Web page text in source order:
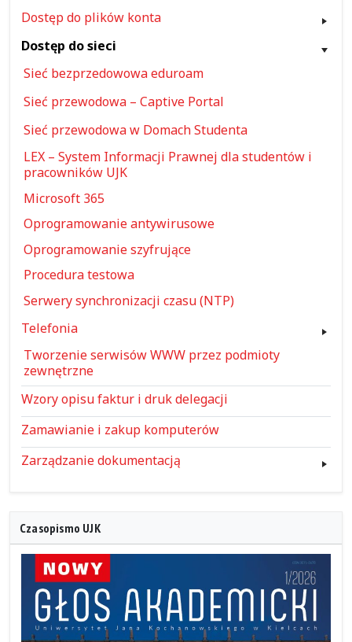
Dostęp do plików konta
Dostęp do sieci
Sieć bezprzedowowa eduroam
Sieć przewodowa – Captive Portal
Sieć przewodowa w Domach Studenta
LEX – System Informacji Prawnej dla studentów i
pracowników UJK
Microsoft 365
Oprogramowanie antywirusowe
Oprogramowanie szyfrujące
Procedura testowa
Serwery synchronizacji czasu (NTP)
Telefonia
Tworzenie serwisów WWW przez podmioty
zewnętrzne
Wzory opisu faktur i druk delegacji
Zamawianie i zakup komputerów
Zarządzanie dokumentacją
Czasopismo UJK